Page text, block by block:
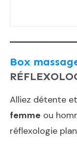
Box
Alliez détente
femme ou
réflexologie